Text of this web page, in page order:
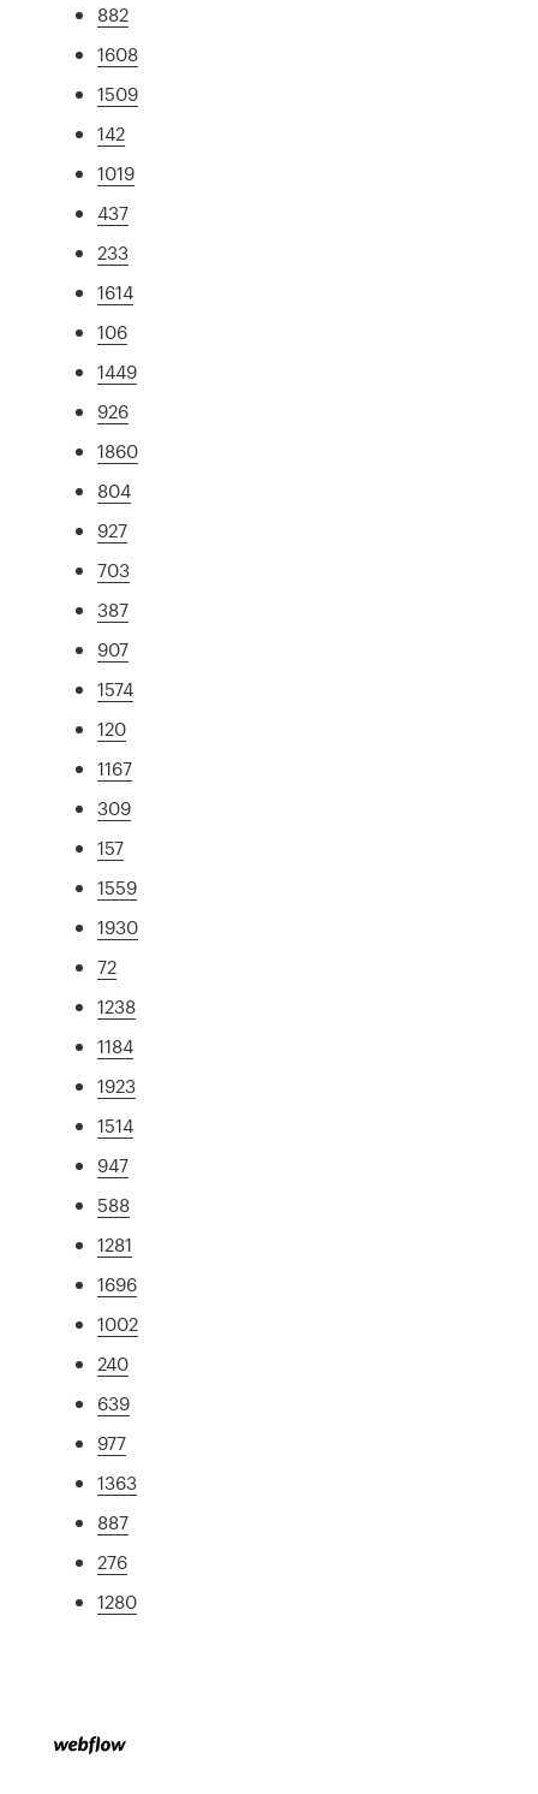
882
1608
1509
142
1019
437
233
1614
106
1449
926
1860
804
927
703
387
907
1574
120
1167
309
157
1559
1930
72
1238
1184
1923
1514
947
588
1281
1696
1002
240
639
977
1363
887
276
1280